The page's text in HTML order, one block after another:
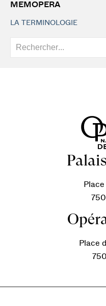
MEMOPERA
LA TERMINOLOGIE
Place